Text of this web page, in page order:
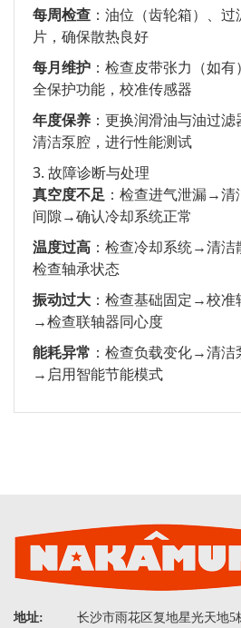
每周检查 ：油位（齿轮箱）、
片，确保散热良好
每月维护 ：检查皮带张力（如
全保护功能，校准传感器
年度保养 ：更换润滑油与油过
清洁泵腔，进行性能测试
3. 故障诊断与处理
真空度不足 ：检查进气泄漏→
间隙→确认冷却系统正常
温度过高 ：检查冷却系统→清
检查轴承状态
振动过大 ：检查基础固定→校
→检查联轴器同心度
能耗异常 ：检查负载变化→清
→启用智能节能模式
地址:
长沙市雨花区复地星光天地5